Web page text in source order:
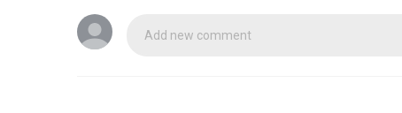
Add new comment